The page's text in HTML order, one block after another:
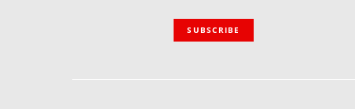
SUBSCRIBE